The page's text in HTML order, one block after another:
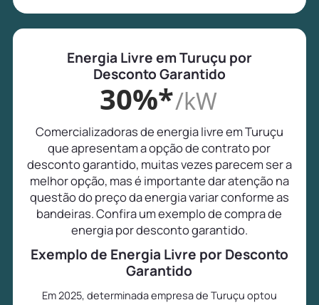
Energia Livre em Turuçu por
Desconto Garantido
30%*/kW
Comercializadoras de energia livre em Turuçu
que apresentam a opção de contrato por
desconto garantido, muitas vezes parecem ser a
melhor opção, mas é importante dar atenção na
questão do preço da energia variar conforme as
bandeiras. Confira um exemplo de compra de
energia por desconto garantido.
Exemplo de Energia Livre por Desconto
Garantido
Em 2025, determinada empresa de Turuçu optou